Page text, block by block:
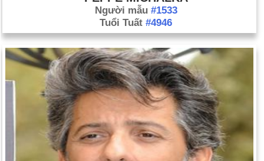
Người mẫu #1533
Tuổi Tuất #4946